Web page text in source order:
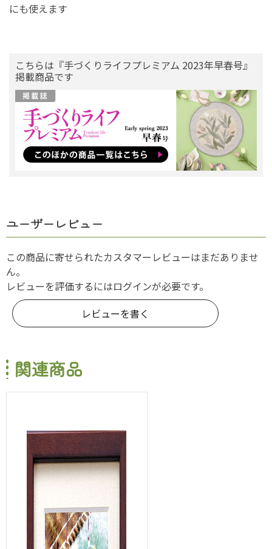
にも使えます
こちらは『手づくりライフプレミアム 2023年早春号』
掲載商品です
ユーザーレビュー
この商品に寄せられたカスタマーレビューはまだありませ
ん。
レビューを評価するにはログインが必要です。
レビューを書く
関連商品